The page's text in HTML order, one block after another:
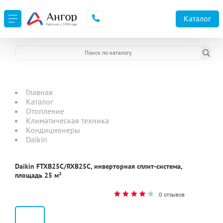
Каталог
Главная
Каталог
Отопление
Климатическая техника
Кондиционеры
Daikin
Daikin FTXB25C/RXB25C, инверторная сплит-система,
площадь 25 м²
0 отзывов